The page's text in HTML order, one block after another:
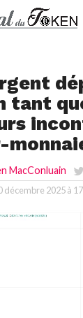
tant
MacConluain
décembre 2025 à